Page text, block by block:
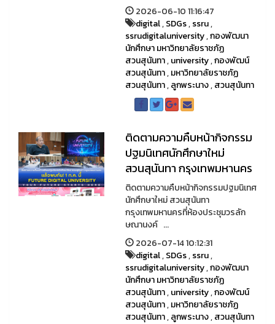
2026-06-10 11:16:47
digital,SDGs,ssru,
ssrudigitaluniversity,กองพัฒนา
นักศึกษา มหาวิทยาลัยราชภัฏ
สวนสุนันทา,university,กองพัฒน์
สวนสุนันทา,มหาวิทยาลัยราชภัฏ
สวนสุนันทา,ลูกพระนาง,สวนสุนันทา
ติดตามความคืบหน้ากิจกรรม
ปฐมนิเทศนักศึกษาใหม่
สวนสุนันทา กรุงเทพมหานคร
ติดตามความคืบหน้ากิจกรรมปฐมนิเทศ
นักศึกษาใหม่ สวนสุนันทา
กรุงเทพมหานครที่ห้องประชุมวรลัก
ษณานงค์ ...
2026-07-14 10:12:31
digital,SDGs,ssru,
ssrudigitaluniversity,กองพัฒนา
นักศึกษา มหาวิทยาลัยราชภัฏ
สวนสุนันทา,university,กองพัฒน์
สวนสุนันทา,มหาวิทยาลัยราชภัฏ
สวนสุนันทา,ลูกพระนาง,สวนสุนันทา